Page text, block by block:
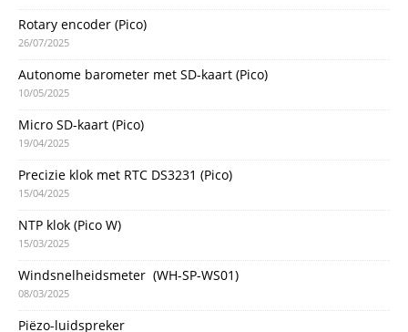
Rotary encoder (Pico)
26/07/2025
Autonome barometer met SD-kaart (Pico)
10/05/2025
Micro SD-kaart (Pico)
19/04/2025
Precizie klok met RTC DS3231 (Pico)
15/04/2025
NTP klok (Pico W)
15/03/2025
Windsnelheidsmeter (WH-SP-WS01)
08/03/2025
Piëzo-luidspreker